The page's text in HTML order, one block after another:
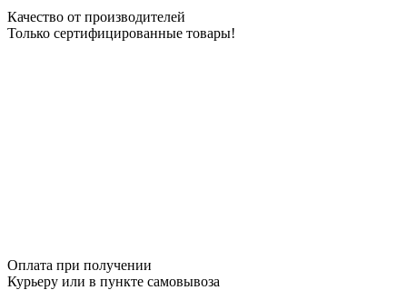
Качество от производителей
Только сертифицированные товары!
Оплата при получении
Курьеру или в пункте самовывоза